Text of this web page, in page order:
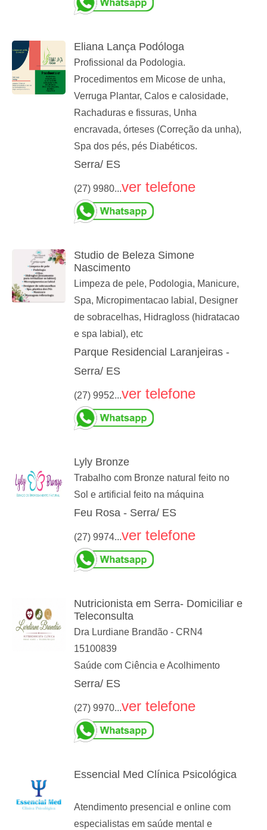
Eliana Lança Podóloga
Profissional da Podologia.
Procedimentos em Micose de unha,
Verruga Plantar, Calos e calosidade,
Rachaduras e fissuras, Unha
encravada, órteses (Correção da unha),
Spa dos pés, pés Diabéticos.
Serra/ ES
(27) 9980...ver telefone
Studio de Beleza Simone
Nascimento
Limpeza de pele, Podologia, Manicure,
Spa, Micropimentacao labial, Designer
de sobracelhas, Hidragloss (hidratacao
e spa labial), etc
Parque Residencial Laranjeiras -
Serra/ ES
(27) 9952...ver telefone
Lyly Bronze
Trabalho com Bronze natural feito no
Sol e artificial feito na máquina
Feu Rosa - Serra/ ES
(27) 9974...ver telefone
Nutricionista em Serra- Domiciliar e
Teleconsulta
Dra Lurdiane Brandão - CRN4
15100839
Saúde com Ciência e Acolhimento
Serra/ ES
(27) 9970...ver telefone
Essencial Med Clínica Psicológica
Atendimento presencial e online com
especialistas em saúde mental e